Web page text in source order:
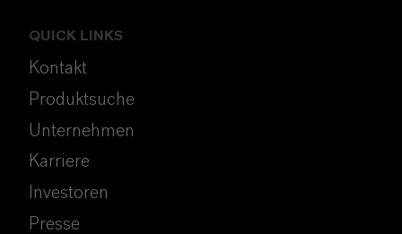
QUICK LINKS
Kontakt
Produktsuche
Unternehmen
Karriere
Investoren
Presse